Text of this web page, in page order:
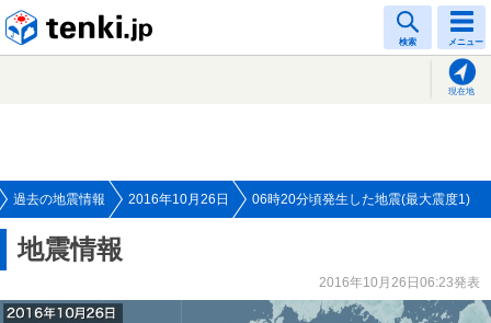
検索 メニュー
現在地
過去の地震情報 2016年10月26日 06時20分頃発生した地震(最大震度1)
地震情報
2016年10月26日06:23発表